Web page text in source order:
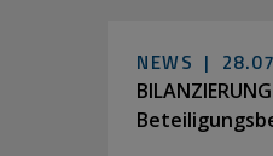
NEWS |